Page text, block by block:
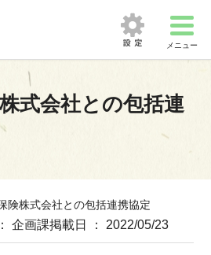
メニュー
式会社との包括連
険株式会社との包括連携協定
企画課掲載日 ： 2022/05/23